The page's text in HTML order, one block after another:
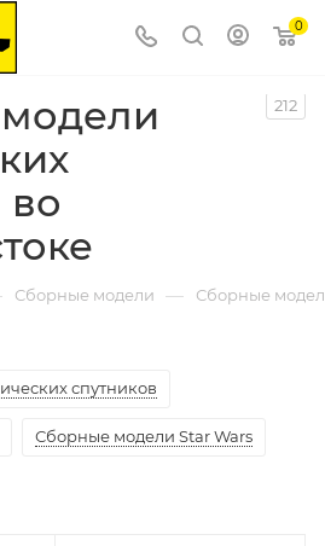
0
во
212
Сборные модели — Сборные
спутников
Сборные модели Star Wars